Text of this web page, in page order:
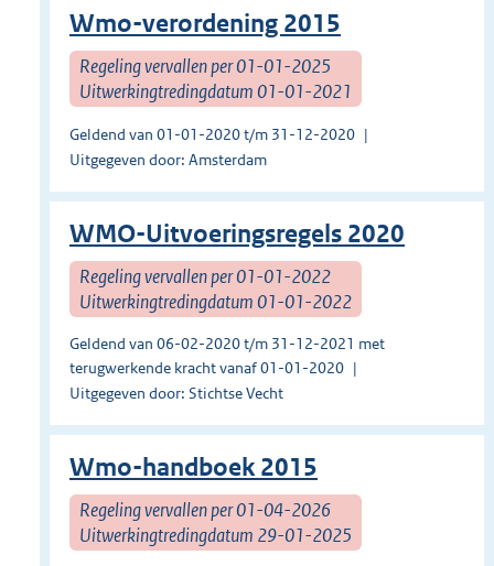
Wmo-verordening 2015
Regeling vervallen per 01-01-2025
Uitwerkingtredingdatum 01-01-2021
Geldend van 01-01-2020 t/m 31-12-2020
Uitgegeven door: Amsterdam
WMO-Uitvoeringsregels 2020
Regeling vervallen per 01-01-2022
Uitwerkingtredingdatum 01-01-2022
Geldend van 06-02-2020 t/m 31-12-2021 met
terugwerkende kracht vanaf 01-01-2020
Uitgegeven door: Stichtse Vecht
Wmo-handboek 2015
Regeling vervallen per 01-04-2026
Uitwerkingtredingdatum 29-01-2025